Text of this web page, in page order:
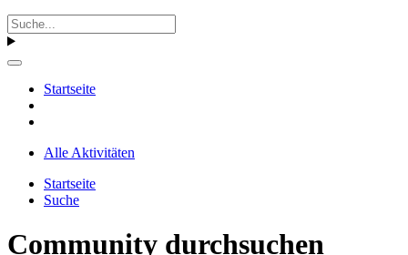
Startseite
Alle Aktivitäten
Startseite
Suche
Community durchsuchen